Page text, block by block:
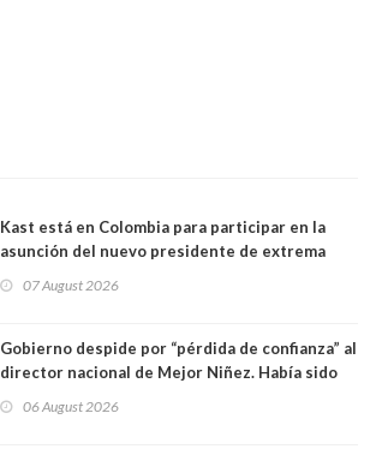
Kast está en Colombia para participar en la
asunción del nuevo presidente de extrema
07 August 2026
Gobierno despide por “pérdida de confianza” al
director nacional de Mejor Niñez. Había sido
06 August 2026